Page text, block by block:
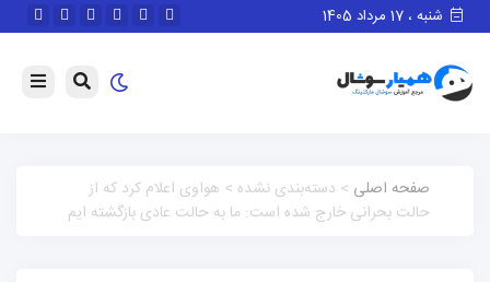
شنبه ، 17 مرداد 1405
صفحه اصلی > دسته‌بندی نشده > هواوی اعلام کرد که از
حالت بحرانی خارج شده است: ما به حالت عادی بازگشته ایم